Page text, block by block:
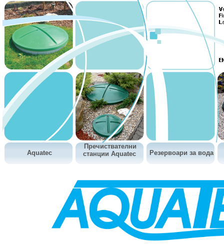
Aquatec
Пречиствателни
станции Aquatec
Резервоари за вода